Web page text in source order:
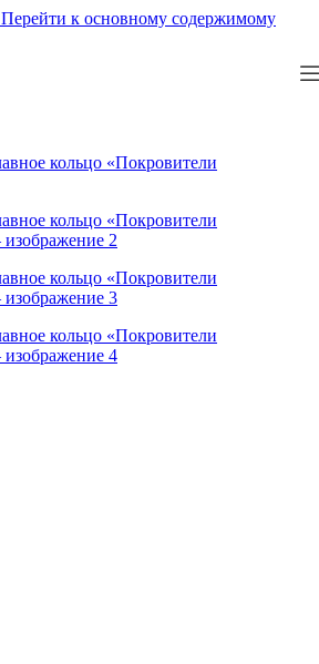
Перейти к основному содержимому